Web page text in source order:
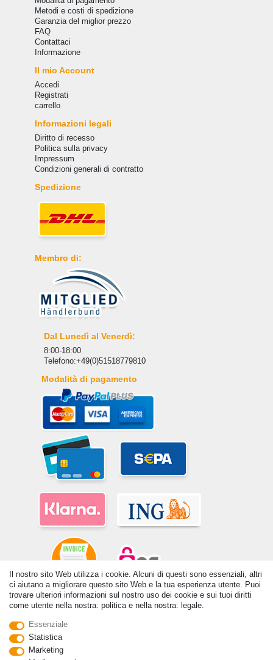
Il nostro sito Web utilizza i cookie. Alcuni di questi sono essenziali, altri
ci aiutano a migliorare questo sito Web e la tua esperienza utente. Puoi
trovare ulteriori informazioni sul nostro uso dei cookie e sui tuoi diritti
come utente nella nostra: politica e nella nostra: legale.
Essenziale
Statistica
Marketing
Metodi e costi di spedizione
Garanzia del miglior prezzo
FAQ
Сontattaci
Informazione
Il mio Account
Accedi
Registrati
carrello
Informazioni legali
Diritto di recesso
Politica sulla privacy
Impressum
Condizioni generali di contratto
Spedizione
Membro di:
Dal Lunedì al Venerdì:
8:00-18:00
Telefono:+49(0)51518779810
Modalità di pagamento
© Copyright 2026 | Tutti i diritti riservati. - Tutti i diritti riservati. Prezzi
articolo | *Si applica alle consegne in Italia!
Withdraw from contract here